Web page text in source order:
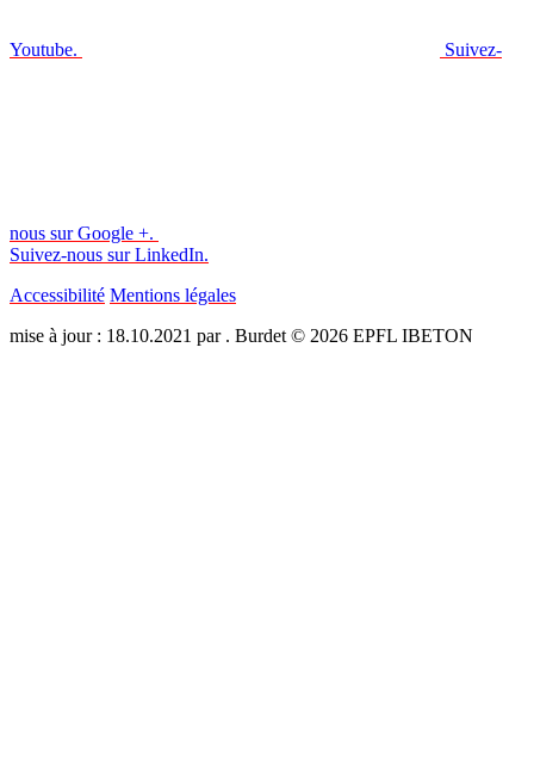
Youtube. Suivez-
nous sur Google +.
Suivez-nous sur LinkedIn.
Accessibilité Mentions légales
mise à jour : 18.10.2021 par . Burdet © 2026 EPFL IBETON